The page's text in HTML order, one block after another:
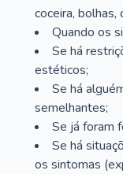
coceira, bolhas,
Quando os
Se há
estéticos;
Se há
semelhantes;
Se já foram
Se há
os sintomas